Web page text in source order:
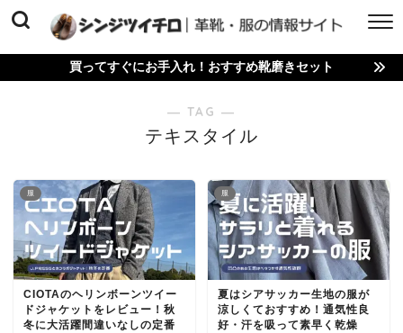
買ってすぐにお手入れ！おすすめ靴磨きセット
― TAG ―
テキスタイル
服
CIOTAのヘリンボーンツイー
ドジャケットをレビュー！秋
冬に大活躍間違いなしの定番
服
夏はシアサッカー生地の服が
涼しくておすすめ！通気性良
好・汗を吸って素早く乾燥